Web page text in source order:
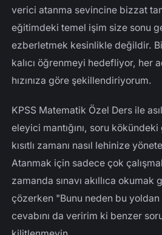
verici atanma sevincine bizzat
eğitimdeki temel işim size sonu
ezberletmek kesinlikle değildir.
kalıcı öğrenmeyi hedefliyor, her
hızınıza göre şekillendiriyorum.
KPSS Matematik Özel Ders ile
eleyici mantığını, soru
kısıtlı zamanı nasıl lehinize
Atanmak için sadece çok
zamanda sınavı akıllıca okumak
çözerken "Bunu neden bu yoldan
cevabını da veririm ki benzer